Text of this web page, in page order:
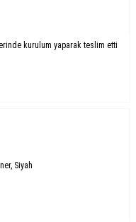
kurulum yaparak teslim etti
Siyah